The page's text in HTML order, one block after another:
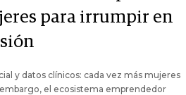
para irrumpir en
y datos clínicos: cada vez más mujeres
el ecosistema emprendedor